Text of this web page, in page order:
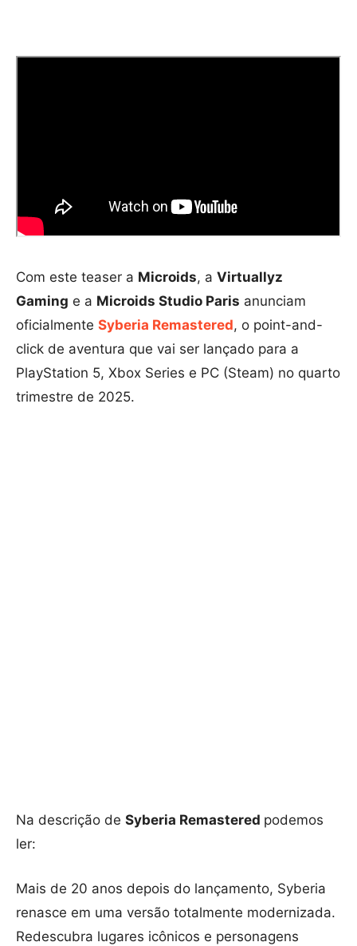
Com este teaser a Microids, a Virtuallyz
Gaming e a Microids Studio Paris anunciam
oficialmente Syberia Remastered, o point-and-
click de aventura que vai ser lançado para a
PlayStation 5, Xbox Series e PC (Steam) no quarto
trimestre de 2025.
Na descrição de Syberia Remastered podemos
ler:
Mais de 20 anos depois do lançamento, Syberia
renasce em uma versão totalmente modernizada.
Redescubra lugares icônicos e personagens